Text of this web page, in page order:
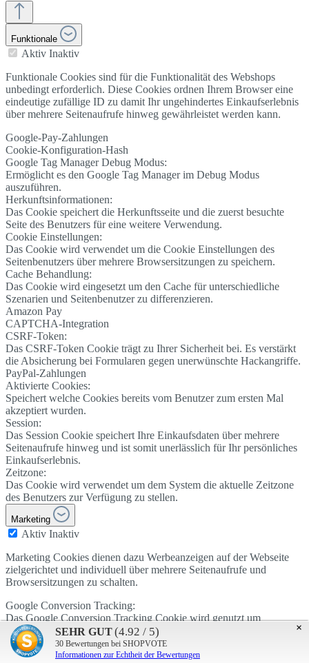
Funktionale
Aktiv Inaktiv
Funktionale Cookies sind für die Funktionalität des Webshops
unbedingt erforderlich. Diese Cookies ordnen Ihrem Browser eine
eindeutige zufällige ID zu damit Ihr ungehindertes Einkaufserlebnis
über mehrere Seitenaufrufe hinweg gewährleistet werden kann.
Google-Pay-Zahlungen
Cookie-Konfiguration-Hash
Google Tag Manager Debug Modus:
Ermöglicht es den Google Tag Manager im Debug Modus
auszuführen.
Herkunftsinformationen:
Das Cookie speichert die Herkunftsseite und die zuerst besuchte
Seite des Benutzers für eine weitere Verwendung.
Cookie Einstellungen:
Das Cookie wird verwendet um die Cookie Einstellungen des
Seitenbenutzers über mehrere Browsersitzungen zu speichern.
Cache Behandlung:
Das Cookie wird eingesetzt um den Cache für unterschiedliche
Szenarien und Seitenbenutzer zu differenzieren.
Amazon Pay
CAPTCHA-Integration
CSRF-Token:
Das CSRF-Token Cookie trägt zu Ihrer Sicherheit bei. Es verstärkt
die Absicherung bei Formularen gegen unerwünschte Hackangriffe.
PayPal-Zahlungen
Aktivierte Cookies:
Speichert welche Cookies bereits vom Benutzer zum ersten Mal
akzeptiert wurden.
Session:
Das Session Cookie speichert Ihre Einkaufsdaten über mehrere
Seitenaufrufe hinweg und ist somit unerlässlich für Ihr persönliches
Einkaufserlebnis.
Zeitzone:
Das Cookie wird verwendet um dem System die aktuelle Zeitzone
des Benutzers zur Verfügung zu stellen.
Marketing
Aktiv Inaktiv
Marketing Cookies dienen dazu Werbeanzeigen auf der Webseite
zielgerichtet und individuell über mehrere Seitenaufrufe und
Browsersitzungen zu schalten.
Google Conversion Tracking:
Das Google Conversion Tracking Cookie wird genutzt um
Conversions auf der Webseite effektiv zu erfassen. Diese
Informationen werden vom Seitenbetreiber genutzt um Google
AdWords Kampagnen gezielt einzusetzen.
×
SEHR GUT(4.92 / 5)
30 Bewertungen bei SHOPVOTE
Informationen zur Echtheit der Bewertungen